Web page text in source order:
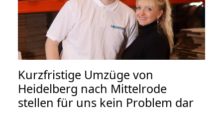
Kurzfristige Umzüge von
Heidelberg nach Mittelrode
stellen für uns kein Problem dar